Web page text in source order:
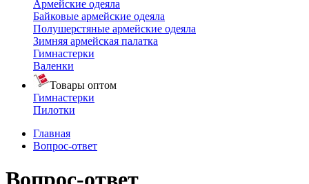
Армейские одеяла
Байковые армейские одеяла
Полушерстяные армейские одеяла
Зимняя армейская палатка
Гимнастерки
Валенки
Товары оптом
Гимнастерки
Пилотки
Главная
Вопрос-ответ